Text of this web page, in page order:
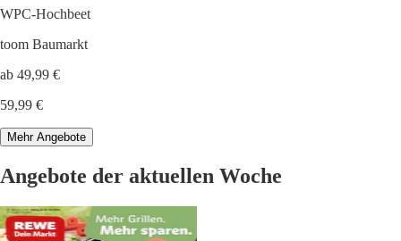
WPC-Hochbeet
toom Baumarkt
ab 49,99 €
59,99 €
Mehr Angebote
Angebote der aktuellen Woche